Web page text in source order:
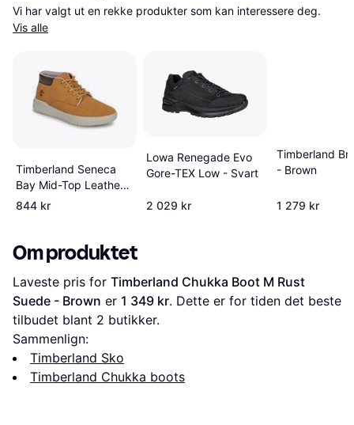
Vis alle
Timberland Seneca
Bay Mid-Top Leather
Lace-Up Trainers -
844 kr
Lowa Renegade Evo
Gore-TEX Low - Svart
2 029 kr
Timberland
- Brown
1 279 kr
Om produktet
Laveste pris for Timberland Chukka Boot M Rust
Suede - Brown er 1 349 kr. Dette er for tiden det beste
tilbudet blant 2 butikker.
Sammenlign:
Timberland Sko
Timberland Chukka boots